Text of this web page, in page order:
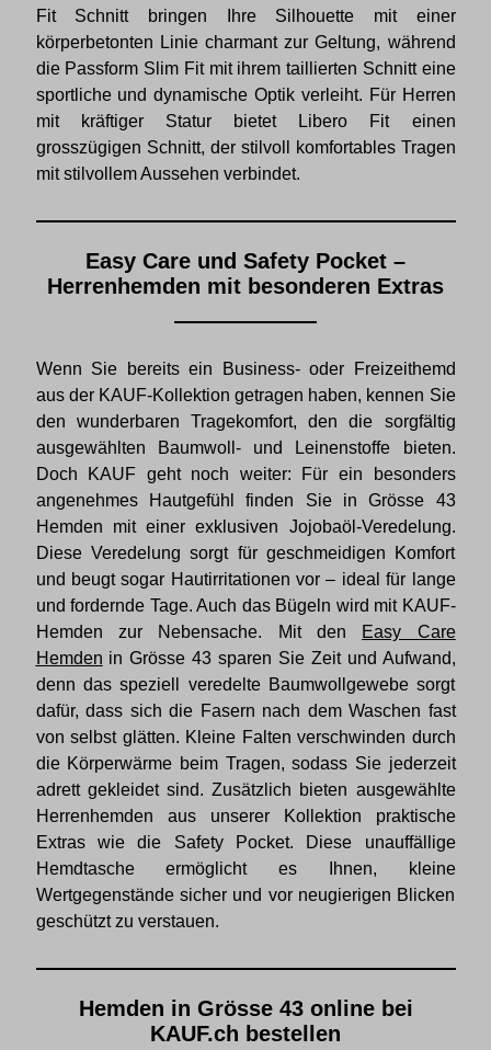
Fit Schnitt bringen Ihre Silhouette mit einer
körperbetonten Linie charmant zur Geltung, während
die Passform Slim Fit mit ihrem taillierten Schnitt eine
sportliche und dynamische Optik verleiht. Für Herren
mit kräftiger Statur bietet Libero Fit einen
grosszügigen Schnitt, der stilvoll komfortables Tragen
mit stilvollem Aussehen verbindet.
Easy Care und Safety Pocket –
Herrenhemden mit besonderen Extras
Wenn Sie bereits ein Business- oder Freizeithemd
aus der KAUF-Kollektion getragen haben, kennen Sie
den wunderbaren Tragekomfort, den die sorgfältig
ausgewählten Baumwoll- und Leinenstoffe bieten.
Doch KAUF geht noch weiter: Für ein besonders
angenehmes Hautgefühl finden Sie in Grösse 43
Hemden mit einer exklusiven Jojobaöl-Veredelung.
Diese Veredelung sorgt für geschmeidigen Komfort
und beugt sogar Hautirritationen vor – ideal für lange
und fordernde Tage. Auch das Bügeln wird mit KAUF-
Hemden zur Nebensache. Mit den
Easy Care
Hemden in Grösse 43 sparen Sie Zeit und Aufwand,
denn das speziell veredelte Baumwollgewebe sorgt
dafür, dass sich die Fasern nach dem Waschen fast
von selbst glätten. Kleine Falten verschwinden durch
die Körperwärme beim Tragen, sodass Sie jederzeit
adrett gekleidet sind. Zusätzlich bieten ausgewählte
Herrenhemden aus unserer Kollektion praktische
Extras wie die Safety Pocket. Diese unauffällige
Hemdtasche ermöglicht es Ihnen, kleine
Wertgegenstände sicher und vor neugierigen Blicken
geschützt zu verstauen.
Hemden in Grösse 43 online bei
KAUF.ch bestellen